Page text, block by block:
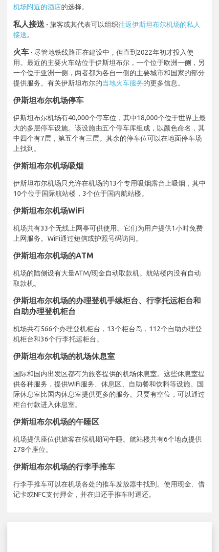
机场附近的酒店的选择。
私人接送 - 旅客或其代表可以组织往返伊斯坦布尔机场的私人
接送。
火车 - 尽管地铁线路正在建设中，但直到2022年初才投入使
用。最近的主要火车站位于伊斯坦布尔，一个位于欧洲一侧，另
一个位于亚洲一侧，两者都为各自一侧的主要城市和国家的部分
提供服务。有关伊斯坦布尔的当地火车服务的更多信息。
伊斯坦布尔机场停车
伊斯坦布尔机场有40,000个停车位，其中18,000个位于世界上最
大的多层停车设施。该设施由五个停车库组成，以颜色命名，其
中四个有7层，第五个有三层。其余的停车位可以在地面停车场
上找到。
伊斯坦布尔机场吸烟
伊斯坦布尔机场只允许在机场的13个专用吸烟露台上吸烟，其中
10个位于国际航站楼，3个位于国内航站楼。
伊斯坦布尔机场WiFi
机场共有33个无线上网亭可供使用。它们为用户提供1小时免费
上网服务。WiFi通过短信或护照号码访问。
伊斯坦布尔机场的ATM
机场的陆侧设有大量ATM/现金自动取款机。航站楼内没有自动
取款机。
伊斯坦布尔机场的办理登机手续柜台、行李托运柜台和
自助办理登机柜台
机场共有566个办理登机柜台，13个柜台岛，112个自助办理登
机柜台和36个行李托运柜台。
伊斯坦布尔机场的机场休息室
国际和国内出发区都有为旅客提供的机场休息室。这些休息室提
供各种服务，提供WiFi服务、休息区、自助餐和饮料等设施。国
际休息室比国内休息室提供更多的服务。只要有空位，可以通过
柜台付款进入休息室。
伊斯坦布尔机场的午睡区
机场提供座位供旅客在候机期间午睡。航站楼共有6个地点提供
278个座位。
伊斯坦布尔机场的行李手推车
行李手推车可以在机场各处的推车发放器中找到。使用现金、借
记卡或NFC支付押金，并在归还手推车时退还。